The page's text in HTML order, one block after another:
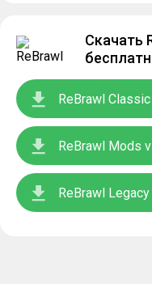
Скачать
ReBrawl
ReBrawl Mods
ReBrawl